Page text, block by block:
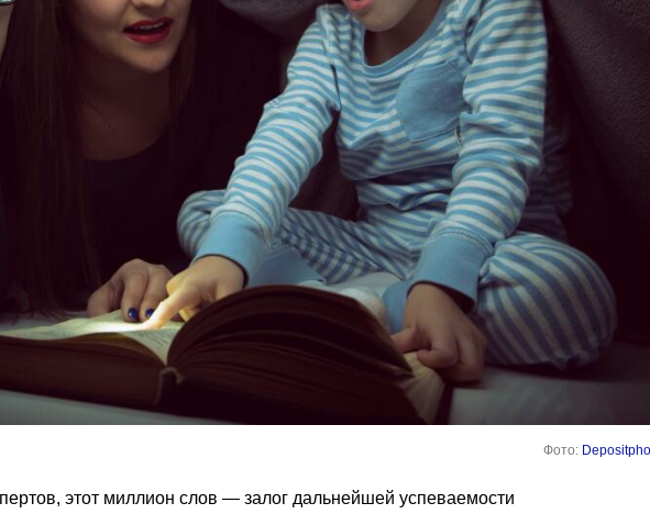
Фото:
этот миллион слов — залог дальнейшей успеваемости